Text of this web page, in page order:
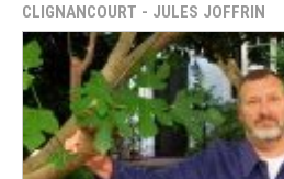
CLIGNANCOURT - JULES JOFFRIN